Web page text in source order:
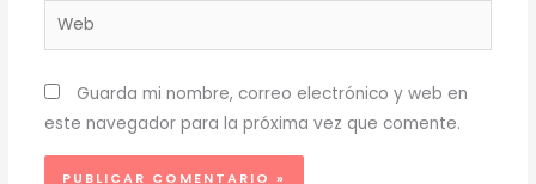
Web
Guarda mi nombre, correo electrónico y web en
este navegador para la próxima vez que comente.